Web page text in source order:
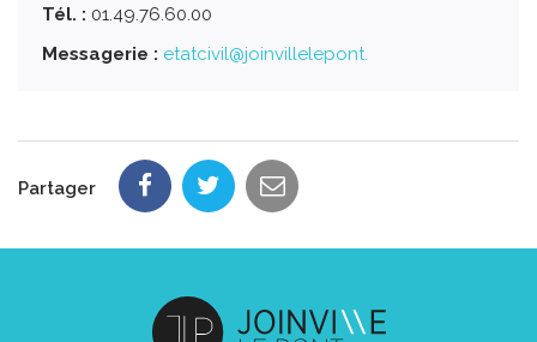
Tél. : 01.49.76.60.00
Messagerie : etatcivil@joinvillelepont.
Partager